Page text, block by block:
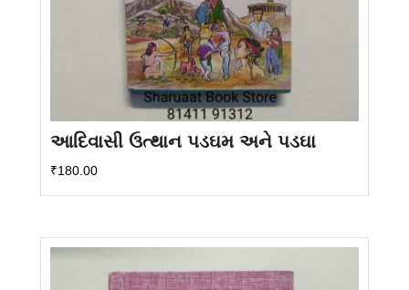
આદિવાસી ઉત્થાન પડઘમ અને પડઘા
₹180.00